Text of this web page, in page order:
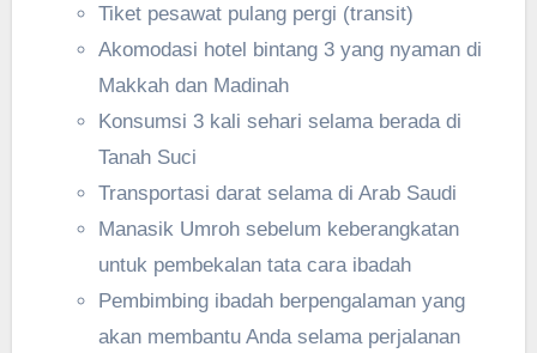
Tiket pesawat pulang pergi (transit)
Akomodasi hotel bintang 3 yang nyaman di
Makkah dan Madinah
Konsumsi 3 kali sehari selama berada di
Tanah Suci
Transportasi darat selama di Arab Saudi
Manasik Umroh sebelum keberangkatan
untuk pembekalan tata cara ibadah
Pembimbing ibadah berpengalaman yang
akan membantu Anda selama perjalanan